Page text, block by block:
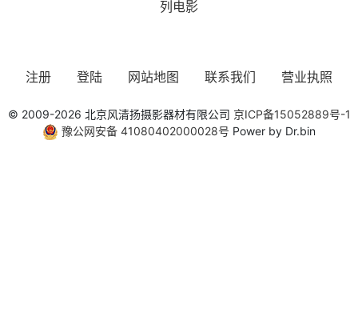
列电影
注册 登陆 网站地图 联系我们 营业执照
© 2009-2026 北京风清扬摄影器材有限公司 京ICP备15052889号-1
豫公网安备 41080402000028号 Power by Dr.bin